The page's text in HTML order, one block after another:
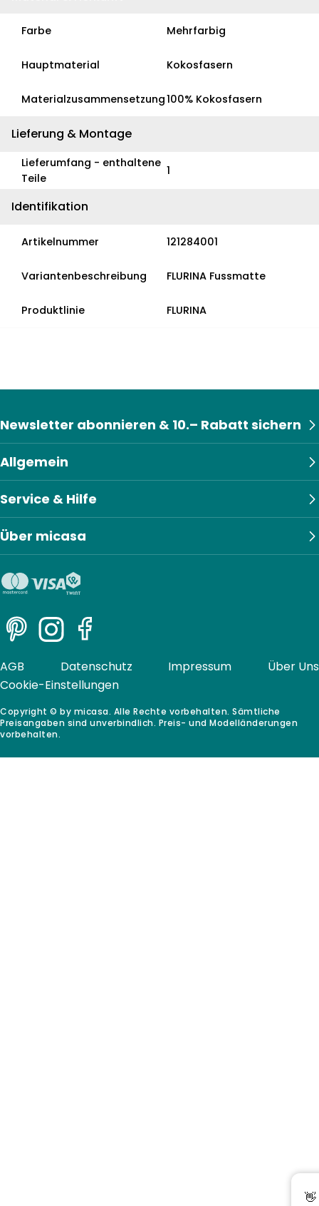
Farbe Mehrfarbig
Hauptmaterial Kokosfasern
Materialzusammensetzung100% Kokosfasern
Lieferung & Montage
Lieferumfang - enthaltene
Teile
1
Identifikation
Artikelnummer 121284001
Variantenbeschreibung FLURINA Fussmatte
Produktlinie FLURINA
Allgemein
Service & Hilfe
Über micasa
Newsletter abonnieren & 10.– Rabatt sichern
PinterestInstagramFacebook
Copyright © by micasa. Alle Rechte vorbehalten. Sämtliche
Preisangaben sind unverbindlich. Preis- und Modelländerungen
vorbehalten.
AGB Datenschutz Impressum
Über Uns
Cookie-Einstellungen